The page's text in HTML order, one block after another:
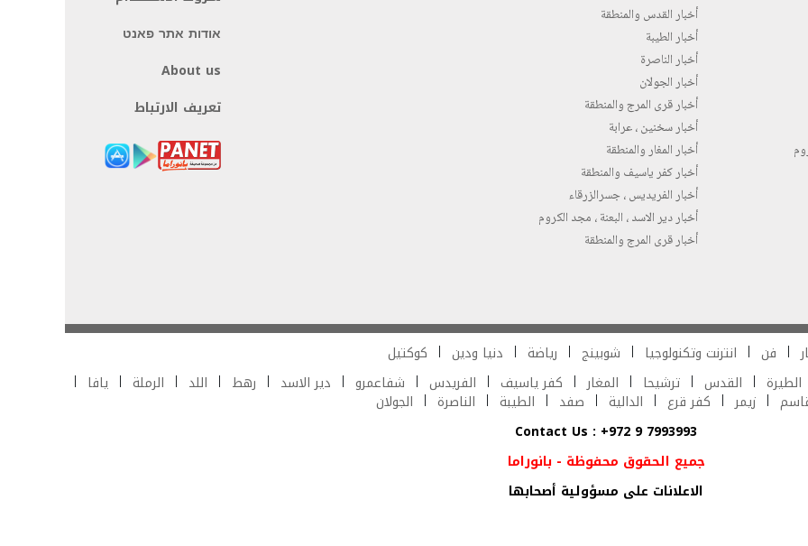
أخبار القدس والمنطقة
أخبار الطيبة
أخبار الناصرة
أخبار الجولان
أخبار قرى المرج والمنطقة
أخبار سخنين ، عرابة
أخبار المغار والمنطقة
أخبار كفر ياسيف والمنطقة
أخبار الفريديس ، جسرالزرقاء
أخبار دير الاسد ، البعنة ، مجد الكروم
أخبار قرى المرج والمنطقة
אודות אתר פאנט
About us
تعريف الارتباط
فن انترنت وتكنولوجيا شوبينج رياضة دنيا ودين
كوكتيل
الطيرة القدس ترشيحا المغار كفر ياسيف الفريدس شفاعمرو دير الاسد رهط اللد الرملة يافا
زيمر كفر قرع الدالية صفد الطيبة الناصرة
الجولان
Contact Us : +972 9 7993993
جميع الحقوق محفوظة - بانوراما
الاعلانات على مسؤولية أصحابها